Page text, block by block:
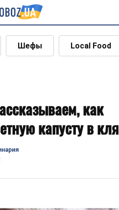
Шефы Local Food
как
капусту в